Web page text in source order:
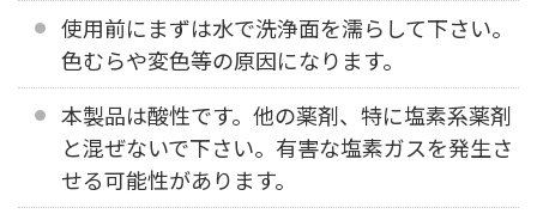
使用前にまずは水で洗浄面を濡らして下さい。
色むらや変色等の原因になります。
本製品は酸性です。他の薬剤、特に塩素系薬剤
と混ぜないで下さい。有害な塩素ガスを発生さ
せる可能性があります。